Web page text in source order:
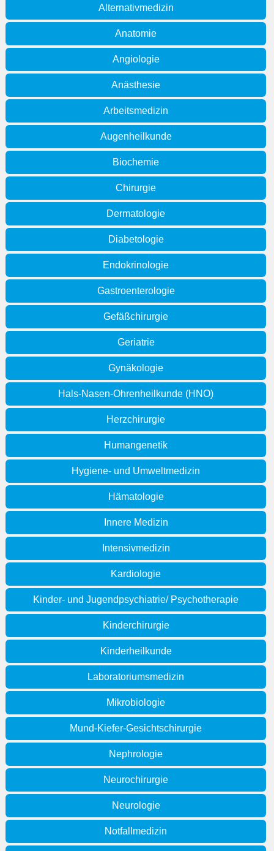
Alternativmedizin
Anatomie
Angiologie
Anästhesie
Arbeitsmedizin
Augenheilkunde
Biochemie
Chirurgie
Dermatologie
Diabetologie
Endokrinologie
Gastroenterologie
Gefäßchirurgie
Geriatrie
Gynäkologie
Hals-Nasen-Ohrenheilkunde (HNO)
Herzchirurgie
Humangenetik
Hygiene- und Umweltmedizin
Hämatologie
Innere Medizin
Intensivmedizin
Kardiologie
Kinder- und Jugendpsychiatrie/ Psychotherapie
Kinderchirurgie
Kinderheilkunde
Laboratoriumsmedizin
Mikrobiologie
Mund-Kiefer-Gesichtschirurgie
Nephrologie
Neurochirurgie
Neurologie
Notfallmedizin